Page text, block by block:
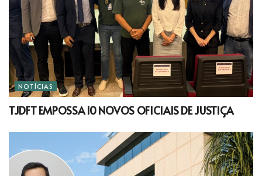
NOTÍCIAS
TJDFT EMPOSSA 10 NOVOS OFICIAIS DE JUSTIÇA